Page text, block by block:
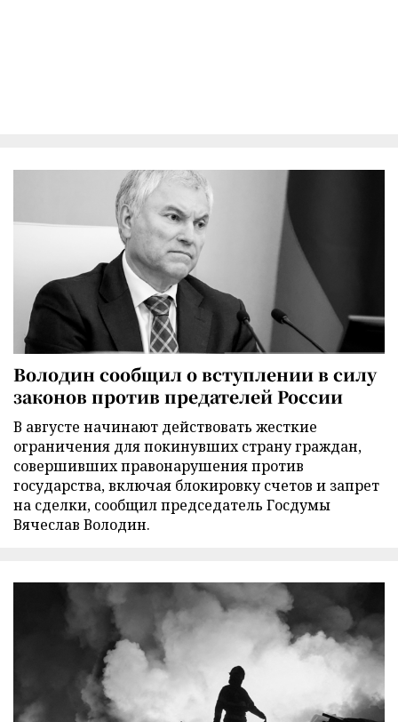
Володин сообщил о вступлении в силу
законов против предателей России
В августе начинают действовать жесткие
ограничения для покинувших страну граждан,
совершивших правонарушения против
государства, включая блокировку счетов и запрет
на сделки, сообщил председатель Госдумы
Вячеслав Володин.